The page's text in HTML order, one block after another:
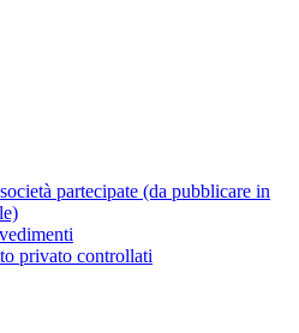
partecipate (da pubblicare in
privato controllati